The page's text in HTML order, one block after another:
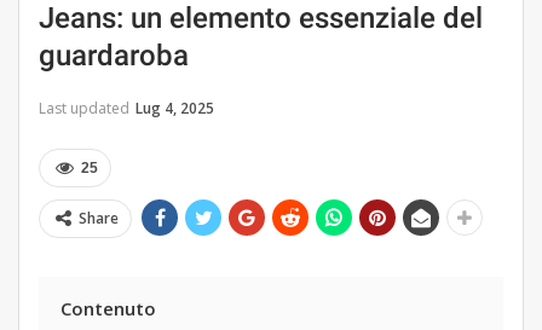
Jeans: un elemento essenziale del
guardaroba
Last updated Lug 4, 2025
25
Share
Contenuto